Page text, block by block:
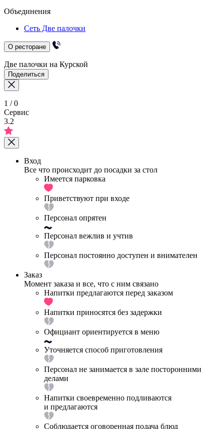
Объединения
Сеть Две палочки
О ресторане
Две палочки на Курской
Поделиться
1 /0
Сервис
3.2
Вход
Все что происходит до посадки за стол
Имеется парковка
Приветствуют при входе
Персонал опрятен
Персонал вежлив и учтив
Персонал постоянно доступен и внимателен
Заказ
Момент заказа и все, что с ним связано
Напитки предлагаются перед заказом
Напитки приносятся без задержки
Официант ориентируется в меню
Уточняется способ приготовления
Персонал не занимается в зале посторонними
делами
Напитки своевременно подливаются
и предлагаются
Соблюдается оговоренная подача блюд